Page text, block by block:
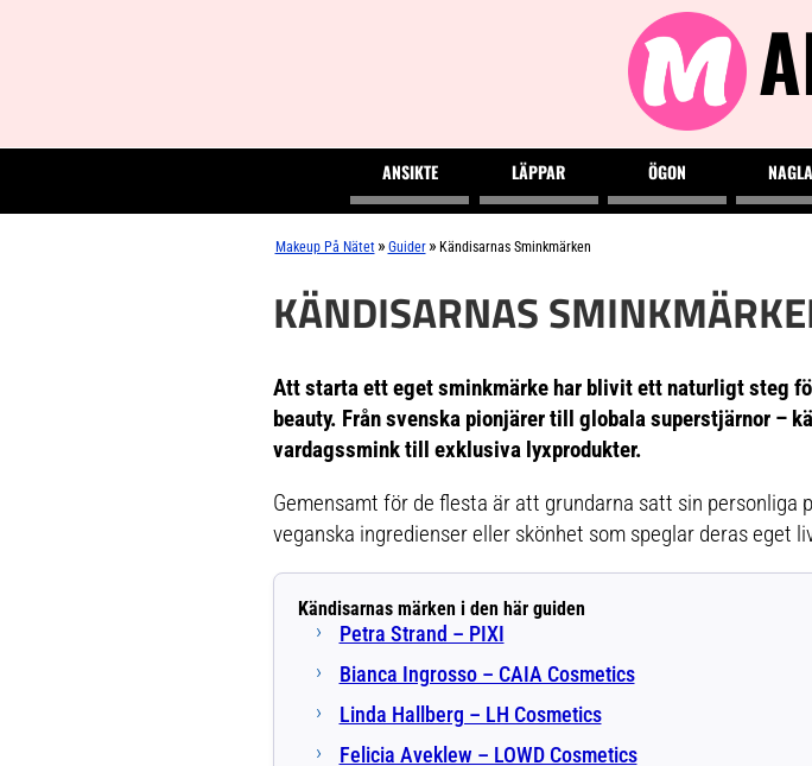
ANSIKTE LÄPPAR ÖGON
Makeup På Nätet » Guider » Kändisarnas Sminkmärken
KÄNDISARNAS
Att starta ett eget sminkmärke har blivit ett naturligt steg
beauty. Från svenska pionjärer till globala superstjärnor –
vardagssmink till exklusiva lyxprodukter.
Gemensamt för de flesta är att grundarna satt sin
veganska ingredienser eller skönhet som speglar deras eget
Kändisarnas märken i den här guiden
Petra Strand – PIXI
Bianca Ingrosso – CAIA Cosmetics
Linda Hallberg – LH Cosmetics
Felicia Aveklew – LOWD Cosmetics